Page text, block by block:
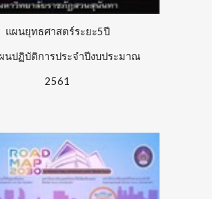
แผนยุทธศาสตร์ระยะ5ปี
นปฏิบัติการประจำปีงบประมาณ
2561